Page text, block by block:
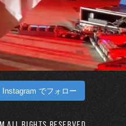
Instagram でフォロー